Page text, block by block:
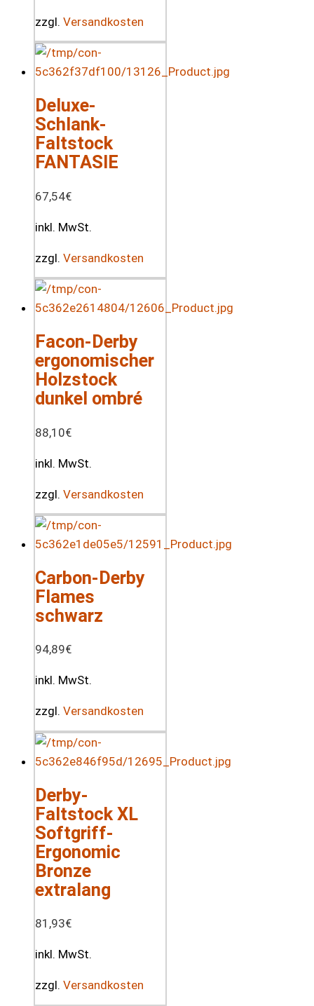
zzgl. Versandkosten
Deluxe-
Schlank-
Faltstock
FANTASIE
67,54€
inkl. MwSt.
zzgl. Versandkosten
Facon-Derby
ergonomischer
Holzstock
dunkel ombré
88,10€
inkl. MwSt.
zzgl. Versandkosten
Carbon-Derby
Flames
schwarz
94,89€
inkl. MwSt.
zzgl. Versandkosten
Derby-
Faltstock XL
Softgriff-
Ergonomic
Bronze
extralang
81,93€
inkl. MwSt.
zzgl. Versandkosten